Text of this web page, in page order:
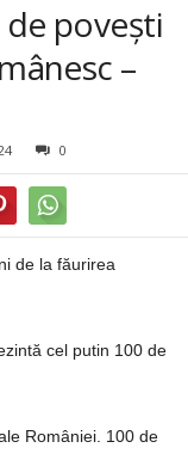
de poveşti
–
0
de la făurirea
cel putin 100 de
României. 100 de